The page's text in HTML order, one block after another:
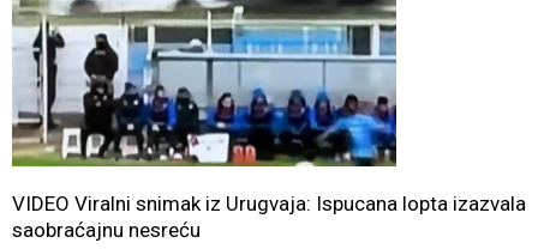
VIDEO Viralni snimak iz Urugvaja: Ispucana lopta izazvala
saobraćajnu nesreću